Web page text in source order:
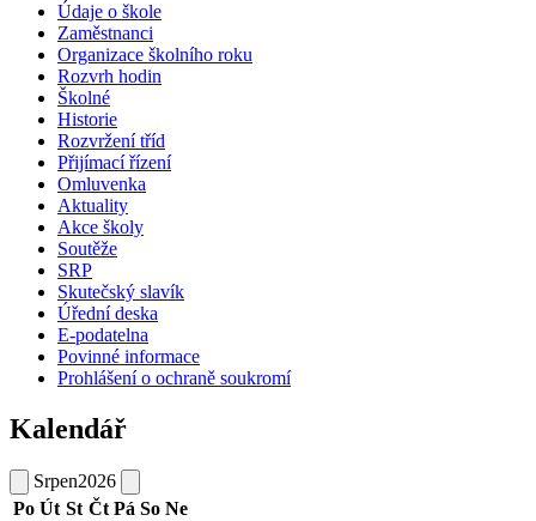
Údaje o škole
Zaměstnanci
Organizace školního roku
Rozvrh hodin
Školné
Historie
Rozvržení tříd
Přijímací řízení
Omluvenka
Aktuality
Akce školy
Soutěže
SRP
Skutečský slavík
Úřední deska
E-podatelna
Povinné informace
Prohlášení o ochraně soukromí
Kalendář
Srpen2026
Po Út St Čt Pá So Ne